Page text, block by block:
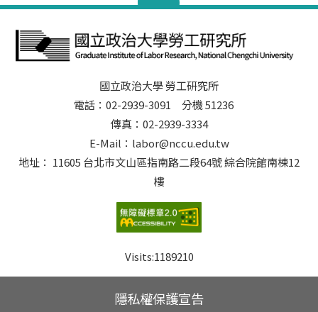
國立政治大學 勞工研究所
電話：02-2939-3091 分機 51236
傳真：02-2939-3334
E-Mail：labor@nccu.edu.tw
地址： 11605 台北市文山區指南路二段64號 綜合院館南棟12
樓
Visits:1189210
隱私權保護宣告